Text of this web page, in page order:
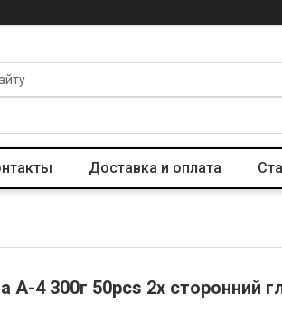
Доставка и оплата
А-4 300г 50pcs 2х сторонний